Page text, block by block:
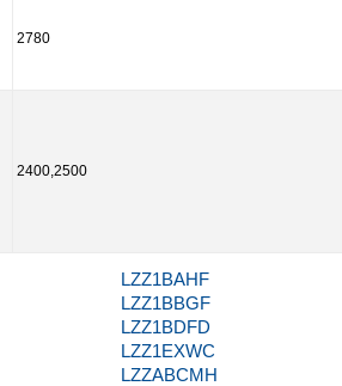
2780
2400,2500
LZZ1BAHF
LZZ1BBGF
LZZ1BDFD
LZZ1EXWC
LZZABCMH